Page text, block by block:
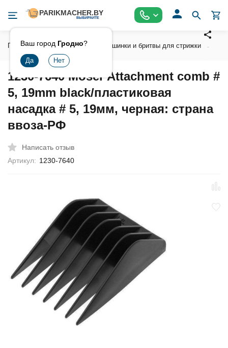
Ваш город Гродно?
Главная Инструмент Машинки и бритвы для стрижки
1230-7640 Moser Attachment comb #
5, 19mm black/пластиковая
насадка # 5, 19мм, черная: страна
ввоза-РФ
Написать отзыв
Артикул: 1230-7640